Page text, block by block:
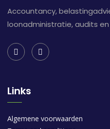
Accountancy,
loonadministratie, audits
Links
Algemene voorwaarden